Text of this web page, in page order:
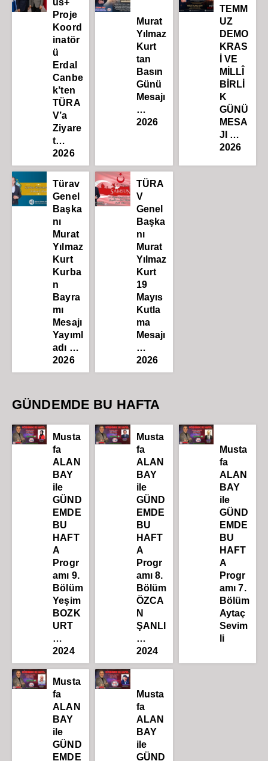
us+
Proje
Koord
inatör
ü
Erdal
Canbe
k’ten
TÜRA
V’a
Ziyare
t…
2026
Murat
Yılmaz
Kurt
tan
Basın
Günü
Mesajı
…
2026
TEMM
UZ
DEMO
KRAS
İ VE
MİLLÎ
BİRLİ
K
GÜNÜ
MESA
JI …
2026
Türav
Genel
Başka
nı
Murat
Yılmaz
Kurt
Kurba
n
Bayra
mı
Mesajı
Yayıml
adı …
2026
TÜRA
V
Genel
Başka
nı
Murat
Yılmaz
Kurt
19
Mayıs
Kutla
ma
Mesajı
…
2026
GÜNDEMDE BU HAFTA
Musta
fa
ALAN
BAY
ile
GÜND
EMDE
BU
HAFT
A
Progr
amı 9.
Bölüm
Yeşim
BOZK
URT
…
2024
Musta
fa
ALAN
BAY
ile
GÜND
EMDE
BU
HAFT
A
Progr
amı 8.
Bölüm
ÖZCA
N
ŞANLI
…
2024
Musta
fa
ALAN
BAY
ile
GÜND
EMDE
BU
HAFT
A
Progr
amı 7.
Bölüm
Aytaç
Sevim
li
Musta
fa
ALAN
BAY
ile
GÜND
EMDE
Musta
fa
ALAN
BAY
ile
GÜND